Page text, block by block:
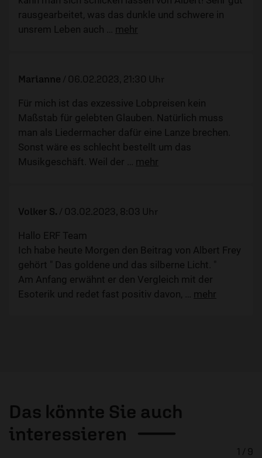
rausgearbeitet, was das dunkle und schwere in
unsrem Leben auch
mehr
Marianne / 06.02.2023, 21:30 Uhr
Für mich ist das exzessive Lobpreisen kein
Maßstab für gelebten Glauben. Natürlich muss
man als Liedermacher dafür eine Lanze brechen.
Sonst wäre es schlecht bestellt um das
Musikgeschäft. Weil der
mehr
Volker S. / 03.02.2023, 8:03 Uhr
Hallo ERF Team
Ich habe heute Morgen den Beitrag von Albert Frey
gehört " Das goldene und das silberne Licht. "
Am Anfang erwähnt er den Vergleich mit der
Esoterik und redet fast positiv davon,
mehr
Das könnte Sie auch
interessieren
1 / 9